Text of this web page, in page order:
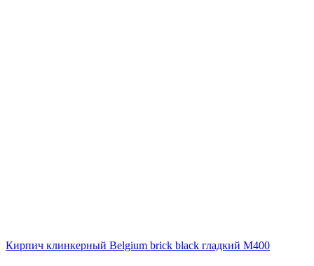
Кирпич клинкерный Belgium brick black гладкий М400